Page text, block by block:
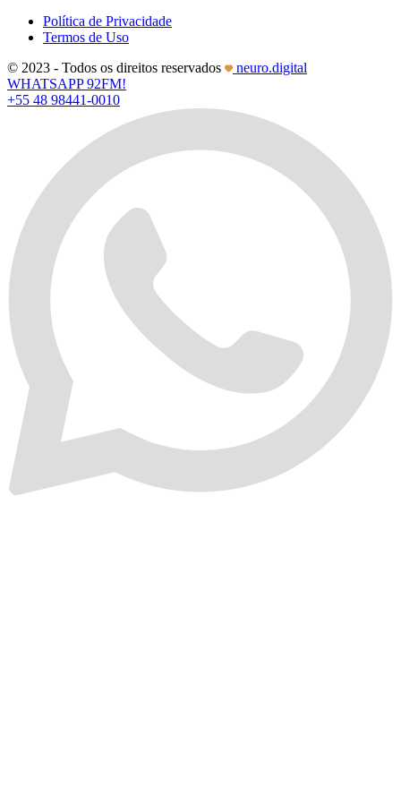
Política de Privacidade
Termos de Uso
© 2023 - Todos os direitos reservados
neuro.digital
WHATSAPP 92FM!
+55 48 98441-0010